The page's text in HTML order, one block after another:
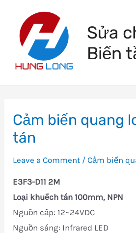
content
Sửa
Biến
Cảm biến quang
tán
Leave a Comment /Cảm biến
E3F3-D11 2M
Loại khuếch tán 100mm, NPN
Nguồn cấp: 12~24VDC
Nguồn sáng: Infrared LED